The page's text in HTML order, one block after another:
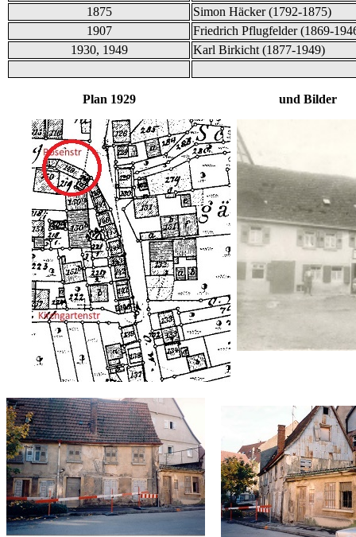
1875
Simon Häcker (1792-1875)
1907
Friedrich Pflugfelder (1869-
1930, 1949
Karl Birkicht (1877-1949)
Plan 1929 und Bilder